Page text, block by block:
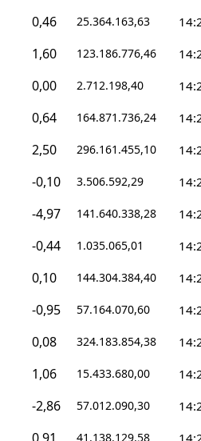
0,46 25.364.163,63
1,60 123.186.776,46
0,00 2.712.198,40
0,64 164.871.736,24
2,50 296.161.455,10
-0,10 3.506.592,29
-4,97 141.640.338,28
-0,44 1.035.065,01
0,10 144.304.384,40
-0,95 57.164.070,60
0,08 324.183.854,38
1,06 15.433.680,00
-2,86 57.012.090,30
41.138.129,58